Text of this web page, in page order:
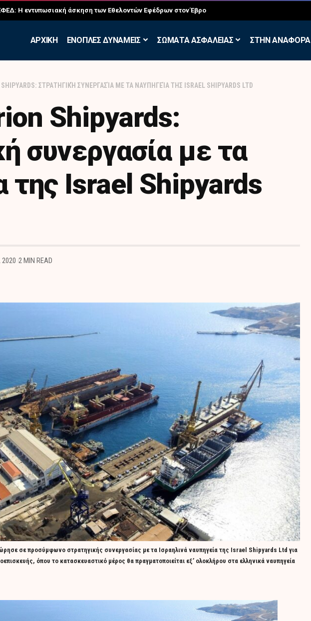
Η εντυπωσιακή άσκηση των Εθελοντών Εφέδρων στον Έβρο
APXIKH ΕΝΟΠΛΕΣ ΔΥΝΑΜΕΙΣ ΣΩΜΑΤΑ ΑΣΦΑΛΕΙΑΣ ΣΤΗΝ ΑΝΑΦΟΡΑ
SHIPYARDS: ΣΤΡΑΤΗΓΙΚΉ ΣΥΝΕΡΓΑΣΊΑ ΜΕ ΤΑ ΝΑΥΠΗΓΕΊΑ ΤΗΣ ISRAEL SHIPYARDS LTD
Shipyards:
συνεργασία με τα
της Israel Shipyards
2020 2 MIN READ
σε προσύμφωνο στρατηγικής συνεργασίας με τα Ισραηλινά ναυπηγεία της Israel Shipyards Ltd για
όπου το κατασκευαστικό μέρος θα πραγματοποιείται εξ’ ολοκλήρου στα ελληνικά ναυπηγεία